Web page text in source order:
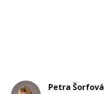
Petra Šorfová